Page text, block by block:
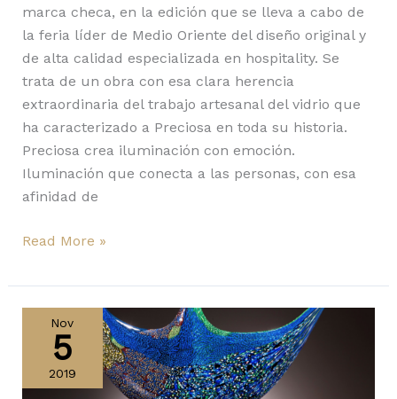
marca checa, en la edición que se lleva a cabo de
la feria líder de Medio Oriente del diseño original y
de alta calidad especializada en hospitality. Se
trata de un obra con esa clara herencia
extraordinaria del trabajo artesanal del vidrio que
ha caracterizado a Preciosa en toda su historia.
Preciosa crea iluminación con emoción.
Iluminación que conecta a las personas, con esa
afinidad de
Read More »
Nov
5
2019
Design:
Diseño